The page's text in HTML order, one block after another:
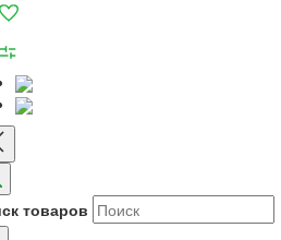
товаров